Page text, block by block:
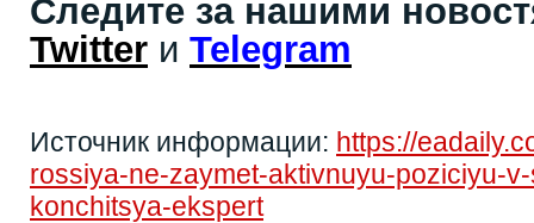
Следите за нашими
Twitter и Telegram
Источник информации: https://
rossiya-ne-zaymet-aktivnuyu-poziciyu-
konchitsya-ekspert